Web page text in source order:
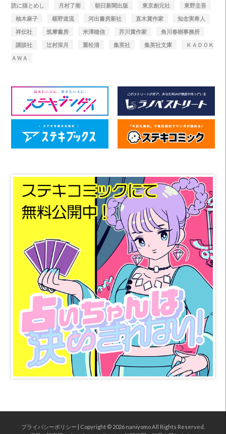
読に猫とめし
月村了衛 朝日新聞出版 東京創元社
東野圭吾
柚木麻子
椹野道流 河出書房新社 直木賞作家
知念実希人
祥伝社
筑摩書房 米澤穂信 芥川賞作家
角川春樹事務所
講談社
辻村深月 重松清 集英社 集英社文庫
ＫＡＤＯＫ
ＡＷＡ
プライバシーポリシー | Copyright © 2026 naniyomoAll Rights Reserved.